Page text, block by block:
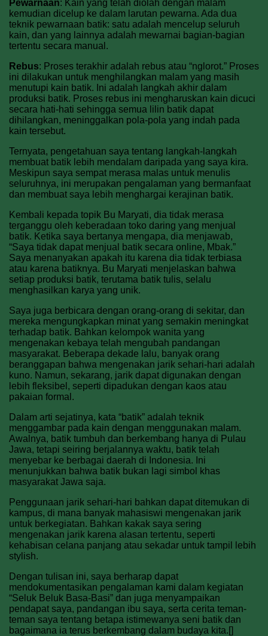
Pewarnaan: Kain yang telah diolah dengan malam
kemudian dicelup ke dalam larutan pewarna. Ada dua
teknik pewarnaan batik: satu adalah mencelup seluruh
kain, dan yang lainnya adalah mewarnai bagian-bagian
tertentu secara manual.
Rebus: Proses terakhir adalah rebus atau “nglorot.” Proses
ini dilakukan untuk menghilangkan malam yang masih
menutupi kain batik. Ini adalah langkah akhir dalam
produksi batik. Proses rebus ini mengharuskan kain dicuci
secara hati-hati sehingga semua lilin batik dapat
dihilangkan, meninggalkan pola-pola yang indah pada
kain tersebut.
Ternyata, pengetahuan saya tentang langkah-langkah
membuat batik lebih mendalam daripada yang saya kira.
Meskipun saya sempat merasa malas untuk menulis
seluruhnya, ini merupakan pengalaman yang bermanfaat
dan membuat saya lebih menghargai kerajinan batik.
Kembali kepada topik Bu Maryati, dia tidak merasa
terganggu oleh keberadaan toko daring yang menjual
batik. Ketika saya bertanya mengapa, dia menjawab,
“Saya tidak dapat menjual batik secara online, Mbak.”
Saya menanyakan apakah itu karena dia tidak terbiasa
atau karena batiknya. Bu Maryati menjelaskan bahwa
setiap produksi batik, terutama batik tulis, selalu
menghasilkan karya yang unik.
Saya juga berbicara dengan orang-orang di sekitar, dan
mereka mengungkapkan minat yang semakin meningkat
terhadap batik. Bahkan kelompok wanita yang
mengenakan kebaya telah mengubah pandangan
masyarakat. Beberapa dekade lalu, banyak orang
beranggapan bahwa mengenakan jarik sehari-hari adalah
kuno. Namun, sekarang, jarik dapat digunakan dengan
lebih fleksibel, seperti dipadukan dengan kaos atau
pakaian formal.
Dalam arti sejatinya, kata “batik” adalah teknik
menggambar pada kain dengan menggunakan malam.
Awalnya, batik tumbuh dan berkembang hanya di Pulau
Jawa, tetapi seiring berjalannya waktu, batik telah
menyebar ke berbagai daerah di Indonesia. Ini
menunjukkan bahwa batik bukan lagi simbol khas
masyarakat Jawa saja.
Penggunaan jarik sehari-hari bahkan dapat ditemukan di
kampus, di mana banyak mahasiswi mengenakan jarik
untuk berkegiatan. Bahkan kakak saya sering
mengenakan jarik karena alasan tertentu, seperti
kehabisan celana panjang atau sekadar untuk tampil lebih
stylish.
Dengan tulisan ini, saya berharap dapat
mendokumentasikan pengalaman kami dalam kegiatan
“Seluk Beluk Basa-Basi” dan juga menyampaikan
pendapat saya, pandangan ibu saya, serta cerita teman-
teman saya tentang betapa istimewanya seni batik dan
bagaimana ia terus berkembang dalam budaya kita.[]